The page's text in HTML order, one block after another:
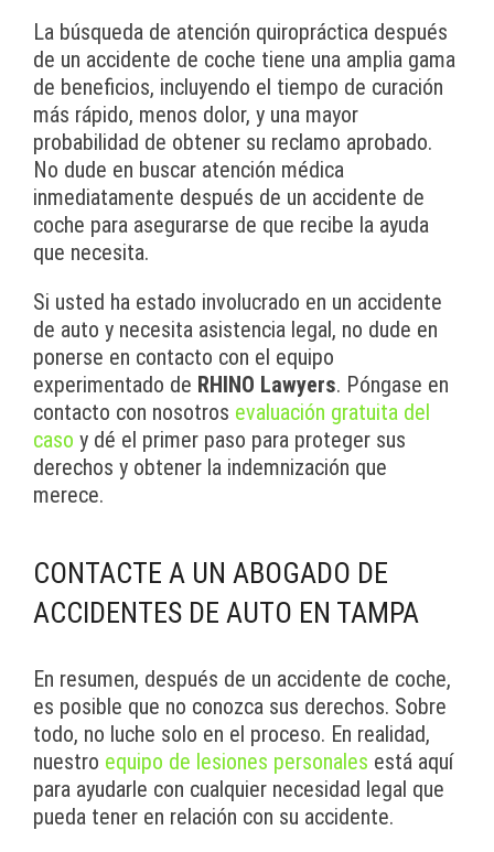
La búsqueda de atención quiropráctica después
de un accidente de coche tiene una amplia gama
de beneficios, incluyendo el tiempo de curación
más rápido, menos dolor, y una mayor
probabilidad de obtener su reclamo aprobado.
No dude en buscar atención médica
inmediatamente después de un accidente de
coche para asegurarse de que recibe la ayuda
que necesita.
Si usted ha estado involucrado en un accidente
de auto y necesita asistencia legal, no dude en
ponerse en contacto con el equipo
experimentado de RHINO Lawyers. Póngase en
contacto con nosotros evaluación gratuita del
caso y dé el primer paso para proteger sus
derechos y obtener la indemnización que
merece.
CONTACTE A UN ABOGADO DE
ACCIDENTES DE AUTO EN TAMPA
En resumen, después de un accidente de coche,
es posible que no conozca sus derechos. Sobre
todo, no luche solo en el proceso. En realidad,
nuestro equipo de lesiones personales está aquí
para ayudarle con cualquier necesidad legal que
pueda tener en relación con su accidente.